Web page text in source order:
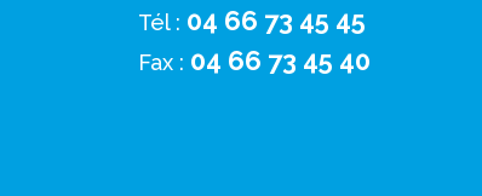
Tél : 04 66 73 45 45
Fax : 04 66 73 45 40